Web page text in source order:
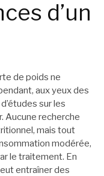
d’un
de poids ne
aux yeux des
sur les
Aucune recherche
mais tout
modérée,
le traitement. En
entraîner des